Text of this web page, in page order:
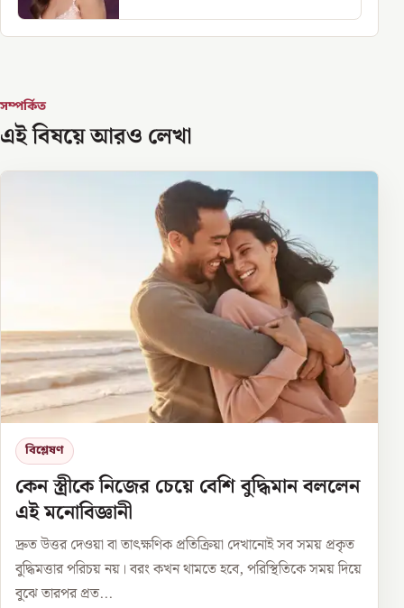
সম্পর্কিত
এই বিষয়ে আরও লেখা
বিশ্লেষণ
কেন স্ত্রীকে নিজের চেয়ে বেশি বুদ্ধিমান বললেন
এই মনোবিজ্ঞানী
দ্রুত উত্তর দেওয়া বা তাৎক্ষণিক প্রতিক্রিয়া দেখানোই সব সময় প্রকৃত
বুদ্ধিমত্তার পরিচয় নয়। বরং কখন থামতে হবে, পরিস্থিতিকে সময় দিয়ে
বুঝে তারপর প্রত...